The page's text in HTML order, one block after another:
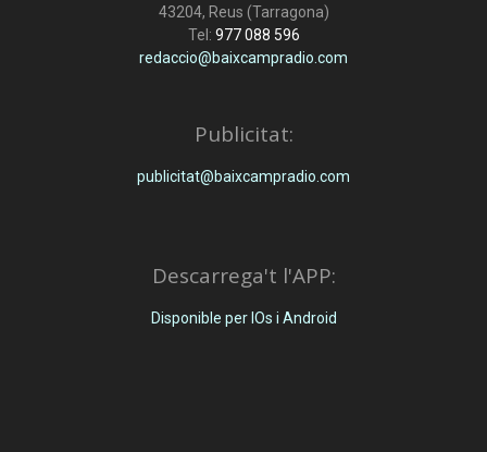
43204, Reus (Tarragona)
Tel: 977 088 596
redaccio@baixcampradio.com
Publicitat:
publicitat@baixcampradio.com
Descarrega't l'APP:
Disponible per IOs i Android